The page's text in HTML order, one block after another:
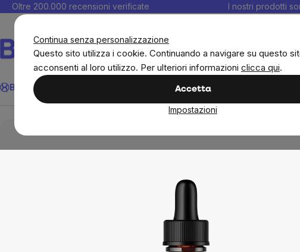
Continua senza personalizzazione
Questo sito utilizza i cookie. Continuando a navigare su questo
acconsenti al loro utilizzo. Per ulteriori informazioni clicca qui.
Accetta
Impostazioni
Salta
contenuto
Oltre 200.000 recensioni verificate I nostri prodotti
Cerca
BrainMax AlimentiAlimentazione sana
Tintura BrainMax Tintura
BrainMax Tintura pura di radice di ginestra 1:3, 100 ml
Prodotti correlati